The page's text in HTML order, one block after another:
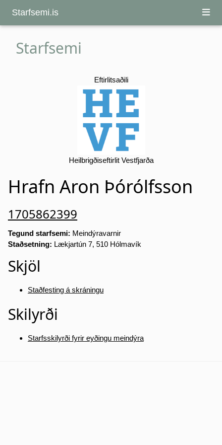
Starfsemi.is
Starfsemi
Eftirlitsaðili
Heilbrigðiseftirlit Vestfjarða
Hrafn Aron Þórólfsson
1705862399
Tegund starfsemi: Meindýravarnir
Staðsetning: Lækjartún 7, 510 Hólmavík
Skjöl
Staðfesting á skráningu
Skilyrði
Starfsskilyrði fyrir eyðingu meindýra